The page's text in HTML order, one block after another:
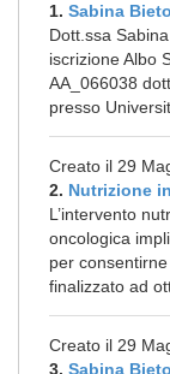
1. Sabina
Dott.ssa
iscrizione Albo
AA_066038
presso
Creato il 29
2. Nutrizione
L’intervento
oncologica
per
finalizzato ad
Creato il 29
3. Sabina